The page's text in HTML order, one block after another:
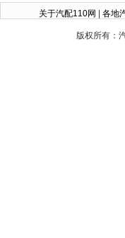
关于汽配110网 各地
版权所有：